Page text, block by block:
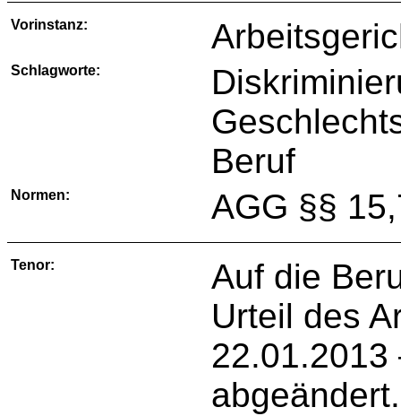
Vorinstanz:
Schlagworte:
Beruf
Normen: AGG §§
Tenor:
Auf die
Urteil des
22.01.2013
abgeändert.